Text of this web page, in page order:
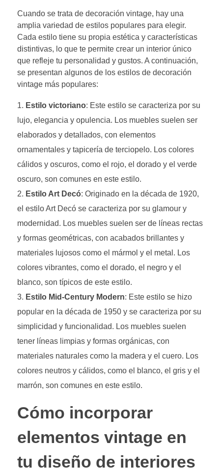
Cuando se trata de decoración vintage, hay una
amplia variedad de estilos populares para elegir.
Cada estilo tiene su propia estética y características
distintivas, lo que te permite crear un interior único
que refleje tu personalidad y gustos. A continuación,
se presentan algunos de los estilos de decoración
vintage más populares:
Estilo victoriano: Este estilo se caracteriza por su
lujo, elegancia y opulencia. Los muebles suelen ser
elaborados y detallados, con elementos
ornamentales y tapicería de terciopelo. Los colores
cálidos y oscuros, como el rojo, el dorado y el verde
oscuro, son comunes en este estilo.
Estilo Art Decó: Originado en la década de 1920,
el estilo Art Decó se caracteriza por su glamour y
modernidad. Los muebles suelen ser de líneas rectas
y formas geométricas, con acabados brillantes y
materiales lujosos como el mármol y el metal. Los
colores vibrantes, como el dorado, el negro y el
blanco, son típicos de este estilo.
Estilo Mid-Century Modern: Este estilo se hizo
popular en la década de 1950 y se caracteriza por su
simplicidad y funcionalidad. Los muebles suelen
tener líneas limpias y formas orgánicas, con
materiales naturales como la madera y el cuero. Los
colores neutros y cálidos, como el blanco, el gris y el
marrón, son comunes en este estilo.
Cómo incorporar
elementos vintage en
tu diseño de interiores